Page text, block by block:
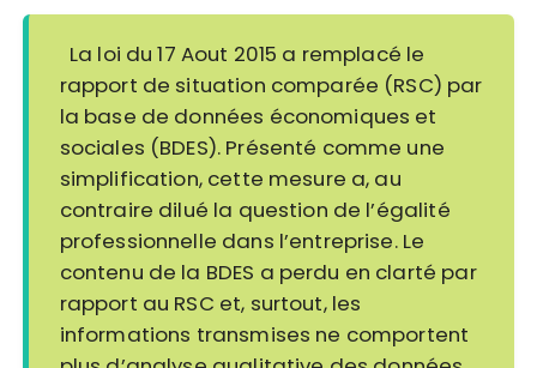
La loi du 17 Aout 2015 a remplacé le
rapport de situation comparée (RSC) par
la base de données économiques et
sociales (BDES). Présenté comme une
simplification, cette mesure a, au
contraire dilué la question de l’égalité
professionnelle dans l’entreprise. Le
contenu de la BDES a perdu en clarté par
rapport au RSC et, surtout, les
informations transmises ne comportent